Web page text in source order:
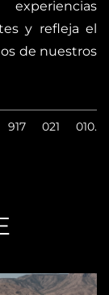
y refleja el
de nuestros
917 021 010.